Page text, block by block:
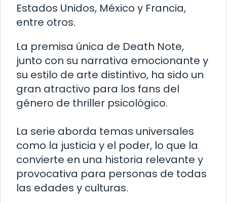
Estados Unidos, México y Francia,
entre otros.
La premisa única de Death Note,
junto con su narrativa emocionante y
su estilo de arte distintivo, ha sido un
gran atractivo para los fans del
género de thriller psicológico.
La serie aborda temas universales
como la justicia y el poder, lo que la
convierte en una historia relevante y
provocativa para personas de todas
las edades y culturas.